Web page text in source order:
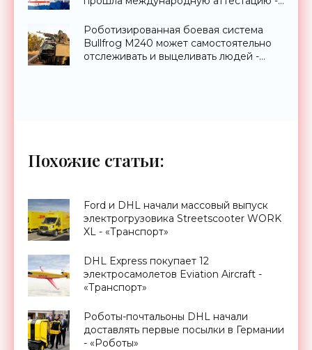
Роботизированная боевая система
Bullfrog M240 может самостоятельно
отслеживать и выцеливать людей -
Похожие статьи:
Ford и DHL начали массовый выпуск
электрогрузовика Streetscooter WORK
XL - «Транспорт»
DHL Express покупает 12
электросамолетов Eviation Aircraft -
«Транспорт»
Роботы-почтальоны DHL начали
доставлять первые посылки в Германии
- «Роботы»